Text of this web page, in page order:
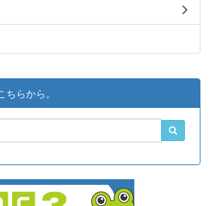
らから。